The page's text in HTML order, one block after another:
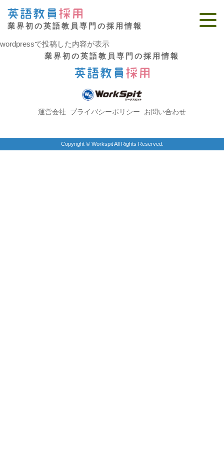
業界初の英語教員専門の採用情報
外国人求人関連の記事
記事のタイトルが入ります
wordpressで投稿した内容が表示
業界初の英語教員専門の採用情報
運営会社 プライバシーポリシー お問い合わせ
Copyright © Workspit All Rights Reserved.